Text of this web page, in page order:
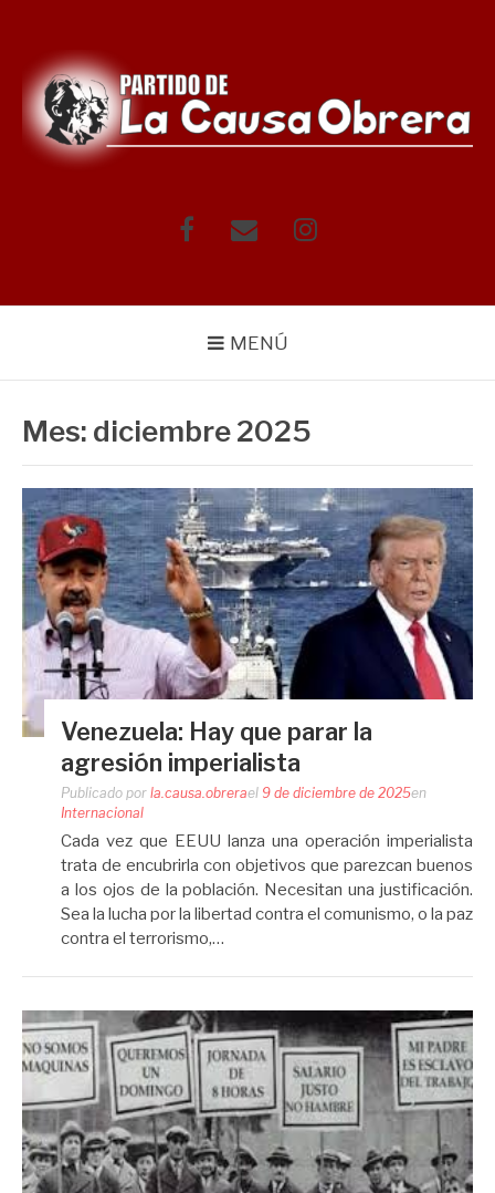
contenido
FacebookCorreo Instagram
MENÚ
Mes: diciembre 2025
Venezuela: Hay que parar la
agresión imperialista
Publicado por la.causa.obrerael 9 de diciembre de 2025en
Internacional
Cada vez que EEUU lanza una operación imperialista
trata de encubrirla con objetivos que parezcan buenos
a los ojos de la población. Necesitan una justificación.
Sea la lucha por la libertad contra el comunismo, o la paz
contra el terrorismo,…